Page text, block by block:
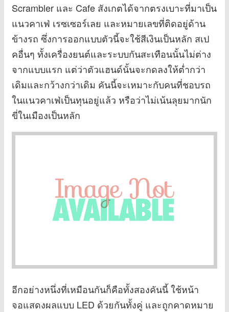
Scrambler และ Cafe สังเกตได้จากตรงเบาะที่มาเป็น
แนวคาเฟ่ เรซเซอร์เลย และหมายเลขที่ติดอยู่ด้าน
ข้างรถ ซึ่งการออกแบบตัวนี้จะใช้สีเงินเป็นหลัก สเป
คอื่นๆ ทั้งเครื่องยนต์และระบบกันสะเทือนนั้นไม่ต่าง
จากแบบแรก แต่ว่าตัวแฮนด์นั้นจะกดลงให้ต่ำกว่า
เดิมและกว้างกว่าเดิม คันนี้จะเหมาะกับคนที่ชอบรถ
ในแนวคาเฟ่เป็นทุนอยู่แล้ว หรือว่าไม่เน้นลุยมากนัก
ขี่ในเมืองเป็นหลัก
อีกอย่างหนึ่งที่เหมือนกันก็คือทั้งสองคันนี้ ใช้หน้า
จอแสดงผลแบบ LED ด้วยกันทั้งคู่ และถูกคาดหมาย